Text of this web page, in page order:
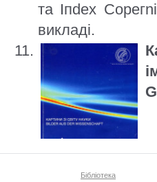
та Іпdех
викладі.
Бібліотека